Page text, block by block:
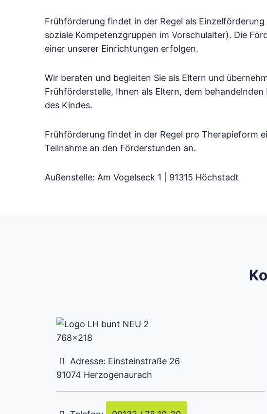
Frühförderung findet in der Regel als
soziale Kompetenzgruppen im Vorschulalter). Die
einer unserer Einrichtungen erfolgen.
Wir beraten und begleiten Sie als Eltern und
Frühförderstelle, Ihnen als Eltern, dem
des Kindes.
Frühförderung findet in der Regel pro Therapieform
Teilnahme an den Förderstunden an.
Außenstelle: Am Vogelseck 1 | 91315 Höchstadt
Adresse: Einsteinstraße 26
91074 Herzogenaurach